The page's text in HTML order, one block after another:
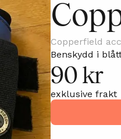
Copperfield
Benskydd i
90 kr
exklusive frakt